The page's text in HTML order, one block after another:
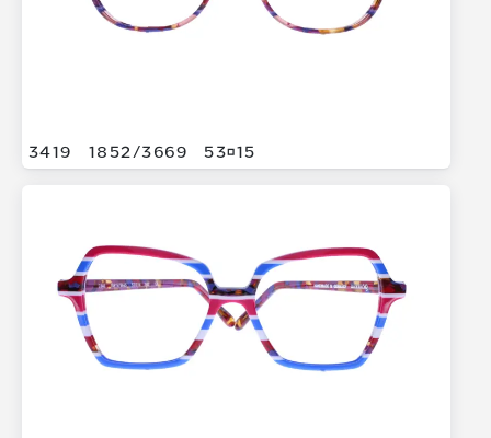
3419 1852/3669 5315